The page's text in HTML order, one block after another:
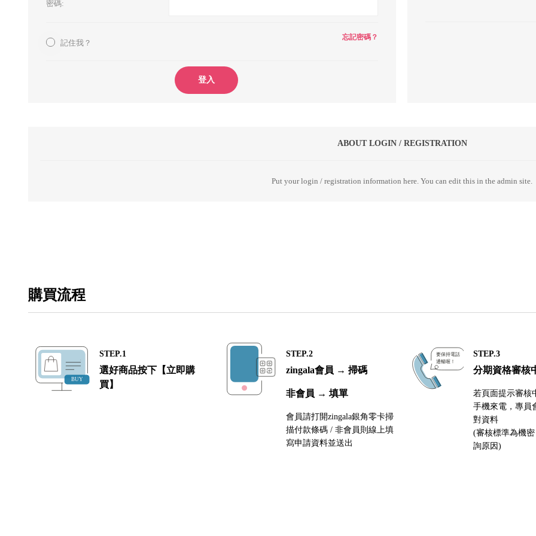
密碼:
記住我？
忘記密碼？
登入
ABOUT LOGIN / REGISTRATION
Put your login / registration information here. You can edit this in the admin site.
購買流程
STEP.1
選好商品按下【立即購
買】
STEP.2
zingala會員 → 掃碼
非會員 → 填單
會員請打開zingala銀角零卡掃
描付款條碼 / 非會員則線上填
寫申請資料並送出
STEP.3
分期資格審核
若頁面提示審核
手機來電，專員
對資料
(審核標準為機
詢原因)